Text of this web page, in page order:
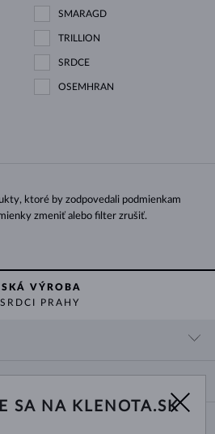
SMARAGD
TRILLION
SRDCE
OSEMHRAN
ktoré by zodpovedali podmienkam
zmeniť alebo filter zrušiť.
VÝROBA
PRAHY
SA NA KLENOTA.SK